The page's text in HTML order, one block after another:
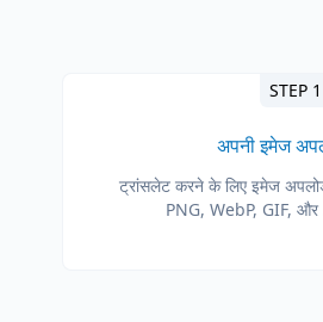
STEP 1
अपनी इमेज
ट्रांसलेट करने के लिए इमेज
PNG, WebP, GIF, और